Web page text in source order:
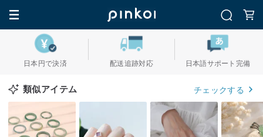
日本円で決済 配送追跡対応 日本語サポート完備
類似アイテム チェックする